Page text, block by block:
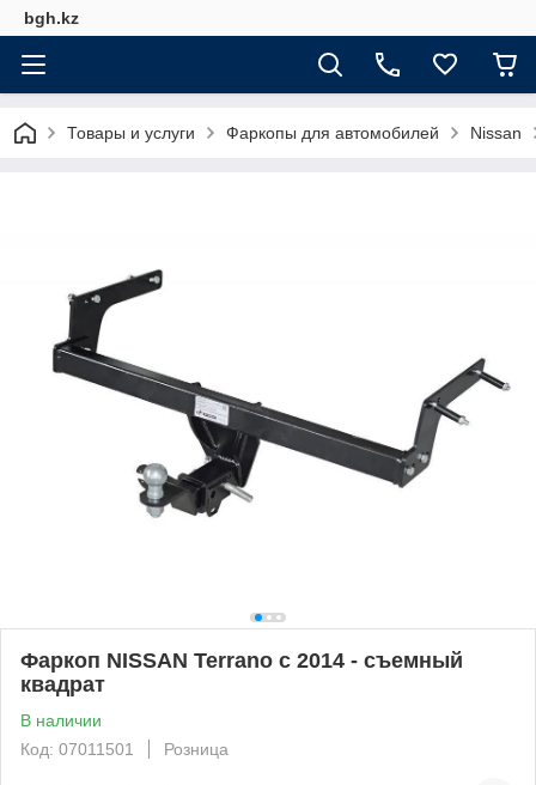
bgh.kz
Товары и услуги Фаркопы для автомобилей Nissan
Фаркоп NISSAN Terrano c 2014 - съемный
квадрат
В наличии
Код: 07011501
Розница